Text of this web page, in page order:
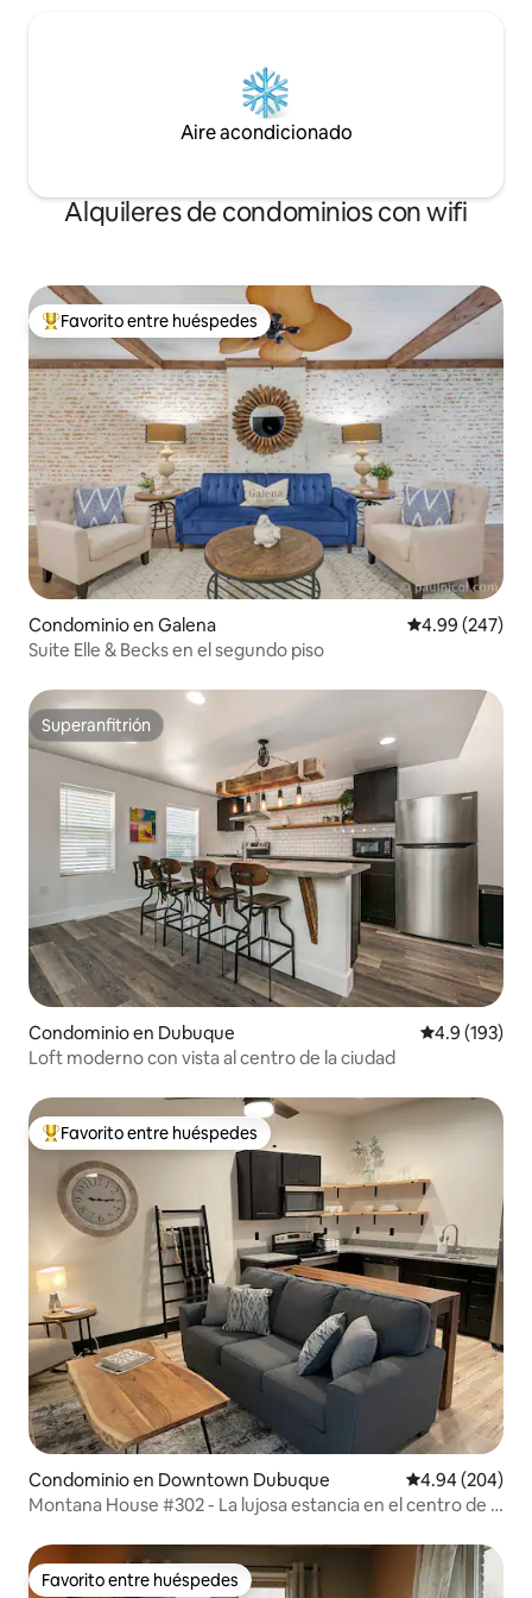
Aire acondicionado
Alquileres de condominios con wifi
De los mejores en Favorito entre huéspedes
Favorito entre huéspedes
Condominio en Galena Calificación
4.99 (247)
Suite Elle & Becks en el segundo piso
Superanfitrión
Superanfitrión
Condominio en Dubuque Calificación
4.9 (193)
Loft moderno con vista al centro de la ciudad
De los mejores en Favorito entre huéspedes
Favorito entre huéspedes
Condominio en Downtown Dubuque Calificación
4.94 (204)
Montana House #302 - La lujosa estancia en el centro de la
Favorito entre huéspedes
Favorito entre huéspedes